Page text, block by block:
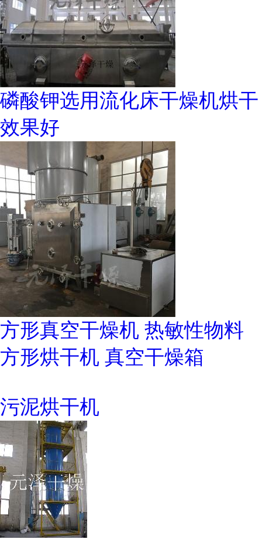
磷酸钾选用流化床干燥机烘干
效果好
方形真空干燥机 热敏性物料
方形烘干机 真空干燥箱
污泥烘干机